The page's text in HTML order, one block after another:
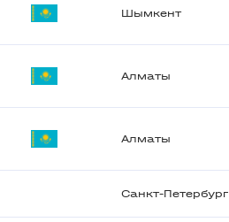
Шымкент
Алматы
Алматы
Санкт-Петербург